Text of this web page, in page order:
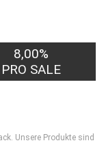
8,00%
PRO SALE
Unsere Produkte sind